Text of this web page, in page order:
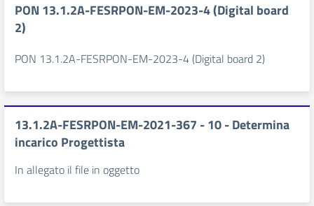
PON 13.1.2A-FESRPON-EM-2023-4 (Digital board
2)
PON 13.1.2A-FESRPON-EM-2023-4 (Digital board 2)
13.1.2A-FESRPON-EM-2021-367 - 10 - Determina
incarico Progettista
In allegato il file in oggetto